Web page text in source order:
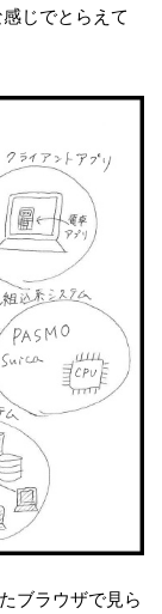
じでとらえて
ラウザで見ら